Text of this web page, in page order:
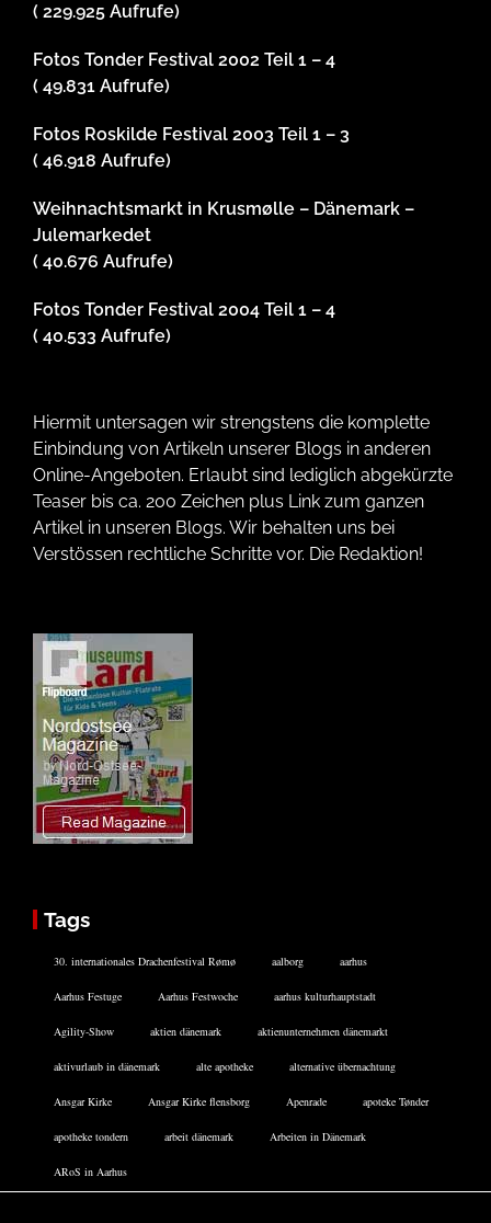
( 229.925 Aufrufe)
Fotos Tonder Festival 2002 Teil 1 – 4
( 49.831 Aufrufe)
Fotos Roskilde Festival 2003 Teil 1 – 3
( 46.918 Aufrufe)
Weihnachtsmarkt in Krusmølle – Dänemark –
Julemarkedet
( 40.676 Aufrufe)
Fotos Tonder Festival 2004 Teil 1 – 4
( 40.533 Aufrufe)
Hiermit untersagen wir strengstens die komplette
Einbindung von Artikeln unserer Blogs in anderen
Online-Angeboten. Erlaubt sind lediglich abgekürzte
Teaser bis ca. 200 Zeichen plus Link zum ganzen
Artikel in unseren Blogs. Wir behalten uns bei
Verstössen rechtliche Schritte vor. Die Redaktion!
Tags
30. internationales Drachenfestival Rømø aalborg aarhus
Aarhus Festuge Aarhus Festwoche aarhus kulturhauptstadt
Agility-Show aktien dänemark aktienunternehmen dänemarkt
aktivurlaub in dänemark alte apotheke alternative übernachtung
Ansgar Kirke Ansgar Kirke flensborg Apenrade apoteke Tønder
apotheke tondern arbeit dänemark Arbeiten in Dänemark
ARoS in Aarhus